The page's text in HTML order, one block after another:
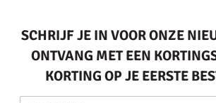
SCHRIJF JE IN VOOR ONZE
ONTVANG MET EEN
KORTING OP JE EERSTE